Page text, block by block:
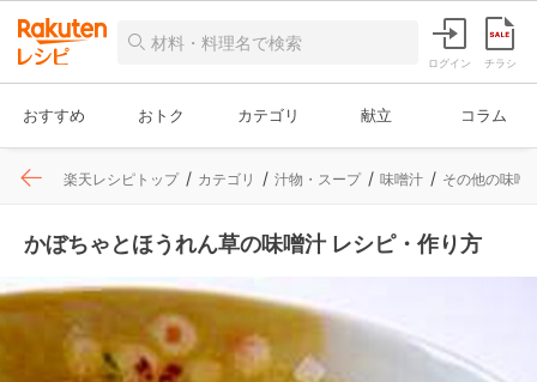
ログイン チラシ
おすすめ おトク カテゴリ 献立 コラム
楽天レシピトップ カテゴリ 汁物・スープ 味噌汁 その他の味噌
かぼちゃとほうれん草の味噌汁 レシピ・作り方